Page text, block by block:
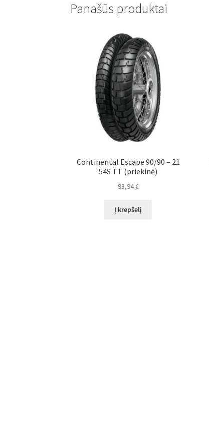
Panašūs produktai
Continental Escape 90/90 – 21
54S TT (priekinė)
93,94€
Į krepšelį